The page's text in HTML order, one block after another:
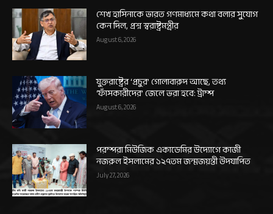
শেখ হাসিনাকে ভারত গণমাধ্যমে কথা বলার সুযোগ
কেন দিল, প্রশ্ন স্বরাষ্ট্রমন্ত্রীর
August 6, 2026
যুক্তরাষ্ট্রের ‘প্রচুর’ গোলাবারুদ আছে, তথ্য
‘ফাঁসকারীদের’ জেলে ভরা হবে: ট্রাম্প
August 6, 2026
পরম্পরা মিউজিক একাডেমির উদ্যোগে কাজী
নজরুল ইসলামের ১২৭তম জন্মজয়ন্তী উদযাপিত
July 27, 2026